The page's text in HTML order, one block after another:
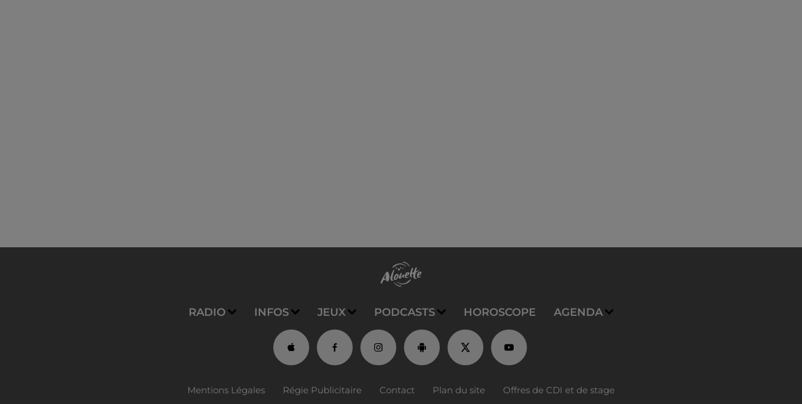
RADIO INFOS JEUX PODCASTS HOROSCOPE AGENDA
Mentions Légales Régie Publicitaire Contact Plan du site Offres de CDI et de stage